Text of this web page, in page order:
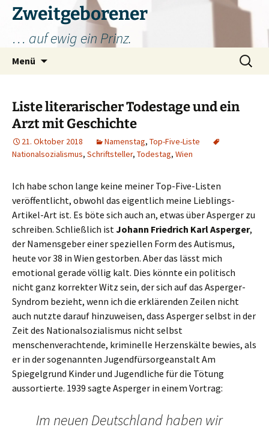
Zum
Inhalt
springen
Zweitgeborener
… auf ewig ein Prinz.
Menü
Suchen
nach:
Liste literarischer Todestage und ein
Arzt mit Geschichte
21. Oktober 2018 Namenstag, Top-Five-Liste
Nationalsozialismus, Schriftsteller, Todestag, Wien
Ich habe schon lange keine meiner Top-Five-Listen
veröffentlicht, obwohl das eigentlich meine Lieblings-
Artikel-Art ist. Es böte sich auch an, etwas über Asperger zu
schreiben. Schließlich istJohann Friedrich Karl Asperger,
der Namensgeber einer speziellen Form des Autismus,
heute vor 38 in Wien gestorben. Aber das lässt mich
emotional gerade völlig kalt. Dies könnte ein politisch
nicht ganz korrekter Witz sein, der sich auf das Asperger-
Syndrom bezieht, wenn ich die erklärenden Zeilen nicht
auch nutzte darauf hinzuweisen, dass Asperger selbst in der
Zeit des Nationalsozialismus nicht selbst
menschenverachtende, kriminelle Herzenskälte bewies, als
er in der sogenannten Jugendfürsorgeanstalt Am
Spiegelgrund Kinder und Jugendliche für die Tötung
aussortierte. 1939 sagte Asperger in einem Vortrag:
Im neuen Deutschland haben wir